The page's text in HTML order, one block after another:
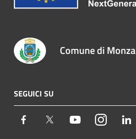
Comune di Monza
SEGUICI SU
Facebook Twitter YoutubeInstagram